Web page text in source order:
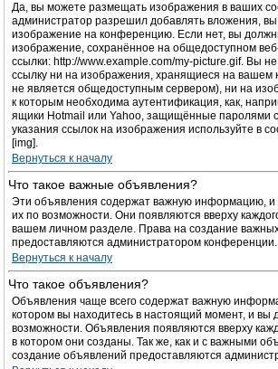
Да, вы можете размещать изображения в ваших
администратор разрешил добавлять вложения, вы
изображение на конференцию. Если нет, вы
изображение, сохранённое на общедоступном
ссылки: http://www.example.com/my-picture.gif. Вы
ссылку ни на изображения, хранящиеся на вашем
не является общедоступным сервером), ни на
к которым необходима аутентификация, как,
ящики Hotmail или Yahoo, защищённые паролями
указания ссылок на изображения используйте в
[img].
Вернуться к началу
Что такое важные объявления?
Эти объявления содержат важную информацию, и
их по возможности. Они появляются вверху
вашем личном разделе. Права на создание
предоставляются администратором конференции.
Вернуться к началу
Что такое объявления?
Объявления чаще всего содержат важную
котором вы находитесь в настоящий момент, и вы
возможности. Объявления появляются вверху
в котором они созданы. Так же, как и с важными
создание объявлений предоставляются